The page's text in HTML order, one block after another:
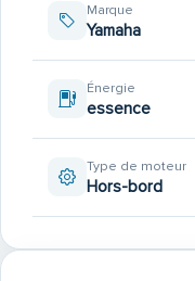
Marque
Yamaha
Énergie
essence
Type de moteur
Hors-bord